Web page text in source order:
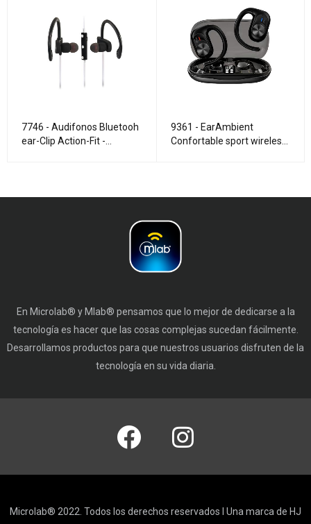
7746 - Audifonos Bluetooh
ear-Clip Action-Fit -
9361 - EarAmbient
Confortable sport wireless
En Microlab® y Mlab® pensamos que lo mejor de dedicarse a la
tecnología es hacer que las cosas complejas sucedan fácilmente.
Desarrollamos productos para que nuestros usuarios disfruten de la
tecnología en su vida diaria.
Microlab® 2022. Todos los derechos reservados I Una marca de HJ